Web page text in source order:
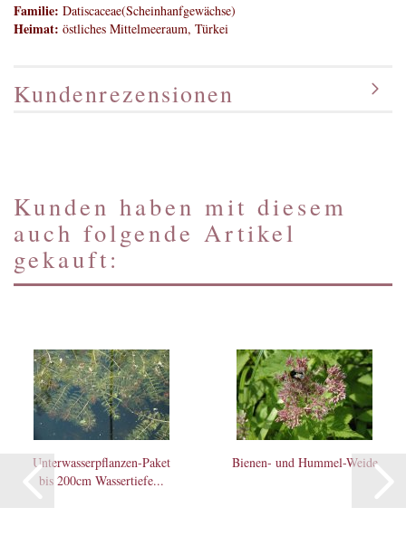
Familie: Datiscaceae(Scheinhanfgewächse)
Heimat: östliches Mittelmeeraum, Türkei
Kundenrezensionen
Kunden haben mit diesem
auch folgende Artikel
gekauft:
Unterwasserpflanzen-Paket
bis 200cm Wassertiefe...
Bienen- und Hummel-Weide